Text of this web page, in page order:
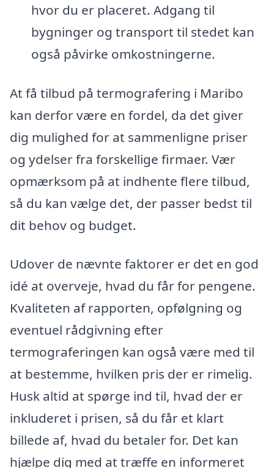
hvor du er placeret. Adgang til
bygninger og transport til stedet kan
også påvirke omkostningerne.
At få tilbud på termografering i Maribo
kan derfor være en fordel, da det giver
dig mulighed for at sammenligne priser
og ydelser fra forskellige firmaer. Vær
opmærksom på at indhente flere tilbud,
så du kan vælge det, der passer bedst til
dit behov og budget.
Udover de nævnte faktorer er det en god
idé at overveje, hvad du får for pengene.
Kvaliteten af rapporten, opfølgning og
eventuel rådgivning efter
termograferingen kan også være med til
at bestemme, hvilken pris der er rimelig.
Husk altid at spørge ind til, hvad der er
inkluderet i prisen, så du får et klart
billede af, hvad du betaler for. Det kan
hjælpe dig med at træffe en informeret